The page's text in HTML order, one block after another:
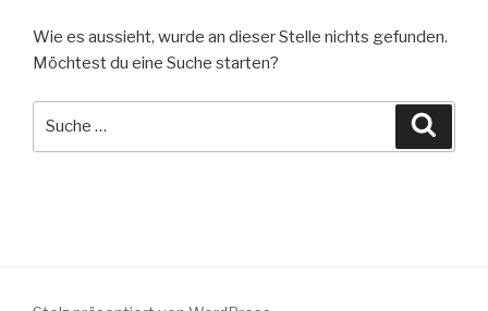
Wie es aussieht, wurde an dieser Stelle nichts gefunden.
Möchtest du eine Suche starten?